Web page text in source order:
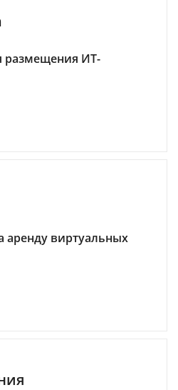
размещения ИТ-
аренду виртуальных